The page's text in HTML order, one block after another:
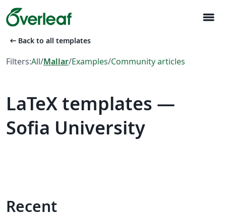
menu
arrow_left_alt Back to all templates
Filters:All/Mallar/Examples/Community articles
LaTeX templates —
Sofia University
Recent